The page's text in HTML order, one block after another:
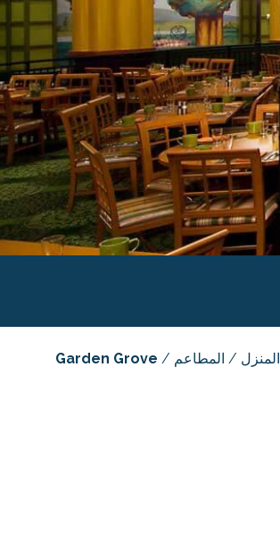
المنزل / المطاعم /
Garden Grove